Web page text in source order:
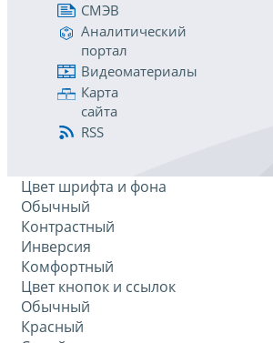
СМЭВ
Аналитический
портал
Видеоматериалы
Карта
сайта
RSS
Цвет шрифта и фона
Обычный
Контрастный
Инверсия
Комфортный
Цвет кнопок и ссылок
Обычный
Красный